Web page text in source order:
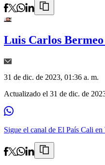
Luis Carlos
31 de dic. de 2023, 01:36 a. m.
Actualizado el 31 de dic. de
Sigue el canal de El País Cali